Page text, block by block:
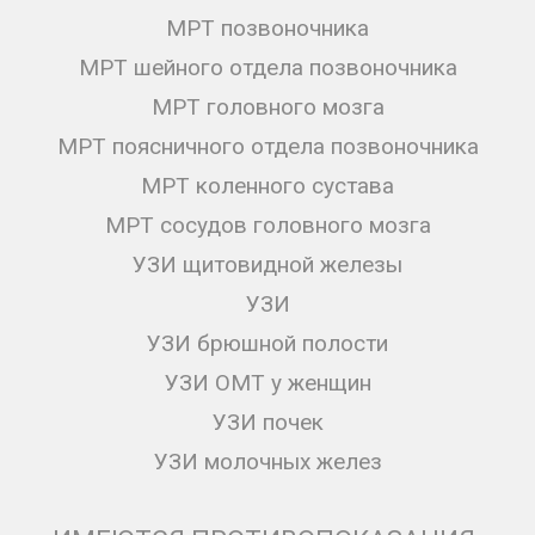
МРТ позвоночника
МРТ шейного отдела позвоночника
МРТ головного мозга
МРТ поясничного отдела позвоночника
МРТ коленного сустава
МРТ сосудов головного мозга
УЗИ щитовидной железы
УЗИ
УЗИ брюшной полости
УЗИ ОМТ у женщин
УЗИ почек
УЗИ молочных желез